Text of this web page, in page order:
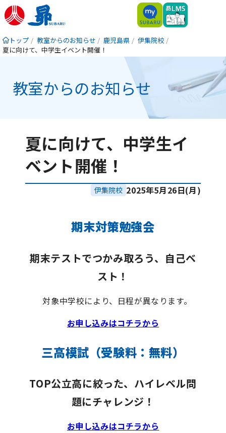
トップ 教室からのお知らせ 鹿児島県
伊集院校
夏に向けて、中学生イベント開催！
教室からのお知らせ
夏に向けて、中学生イ
ベント開催！
伊集院校 2025年5月26日(月)
期末対策勉強会
期末テストでつかみ取ろう、自己ベ
スト！
対象中学校により、日程が異なります。
お申し込みはコチラから
三高模試（受験料：無料）
TOP公立高に絞った、ハイレベル問
題にチャレンジ！
お申し込みはコチラから